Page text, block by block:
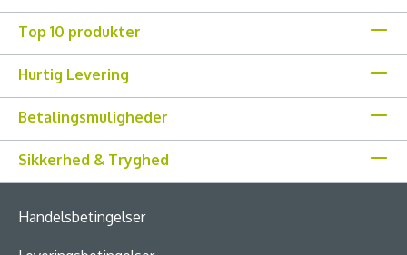
Top 10 produkter
Hurtig Levering
Betalingsmuligheder
Sikkerhed & Tryghed
Handelsbetingelser